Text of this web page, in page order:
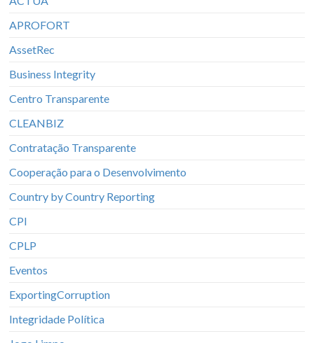
APROFORT
AssetRec
Business Integrity
Centro Transparente
CLEANBIZ
Contratação Transparente
Cooperação para o Desenvolvimento
Country by Country Reporting
CPI
CPLP
Eventos
ExportingCorruption
Integridade Política